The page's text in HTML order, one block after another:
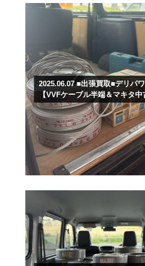
2025.06.07■出張買取■デリパ
【VVFケーブル半端＆マキタ中